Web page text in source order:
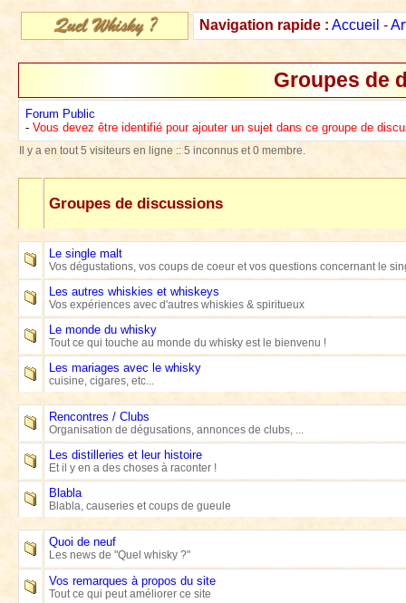
Navigation rapide : Accueil -
Groupes de
Forum Public
- Vous devez être identifié pour ajouter un sujet dans ce groupe de
Il y a en tout 5 visiteurs en ligne :: 5 inconnus et 0 membre.
Groupes de discussions
Le single malt
Vos dégustations, vos coups de coeur et vos questions concernant le
Les autres whiskies et whiskeys
Vos expériences avec d'autres whiskies & spiritueux
Le monde du whisky
Tout ce qui touche au monde du whisky est le bienvenu !
Les mariages avec le whisky
cuisine, cigares, etc...
Rencontres / Clubs
Organisation de dégusations, annonces de clubs, ...
Les distilleries et leur histoire
Et il y en a des choses à raconter !
Blabla
Blabla, causeries et coups de gueule
Quoi de neuf
Les news de "Quel whisky ?"
Vos remarques à propos du site
Tout ce qui peut améliorer ce site